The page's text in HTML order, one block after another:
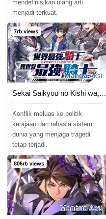
mendefinisikan ulang arti
menjadi terkuat.
7rb views
MangaAksi
Sekai Saikyou no Kishi wa, Kanarazu Shinu Heroine wo Sukuu Tame Isekai Demo Saikyou no Kishi to Naru
Konflik meluas ke politik
kerajaan dan rahasia sistem
dunia yang menjaga tragedi
tetap terjadi.
806rb views
ManhuaAksi